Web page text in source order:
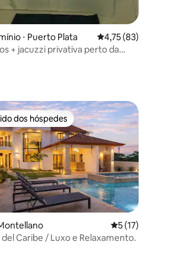
⋅ Puerto Plata 4,75 de uma
4,75 (83)
+ jacuzzi privativa perto da
média de 5, 5 avaliações
dos hóspedes
dos hóspedes
5 de uma
5 (17)
del Caribe / Luxo e Relaxamento.